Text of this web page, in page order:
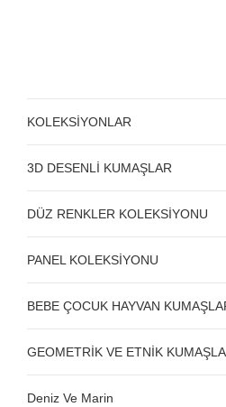
KOLEKSİYONLAR
3D DESENLİ KUMAŞLAR
DÜZ RENKLER KOLEKSİYONU
PANEL KOLEKSİYONU
BEBE ÇOCUK HAYVAN
GEOMETRİK VE ETNİK
Deniz Ve Marin